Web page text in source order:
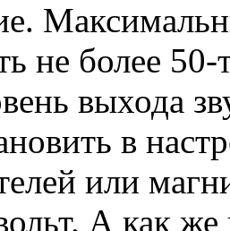
не более
выхода
в
или
А как